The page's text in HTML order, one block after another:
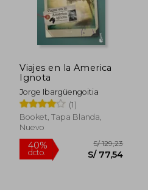
Viajes en la America
Ignota
Jorge Ibargüengoitia
(1)
Booket, Tapa Blanda,
Nuevo